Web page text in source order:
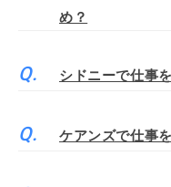
め？
シドニーで仕事
ケアンズで仕事